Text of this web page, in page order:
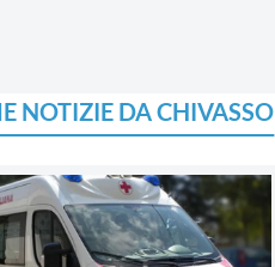
NOTIZIE DA CHIVASSO